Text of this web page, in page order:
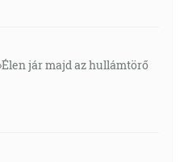
jár majd az hullámtörő